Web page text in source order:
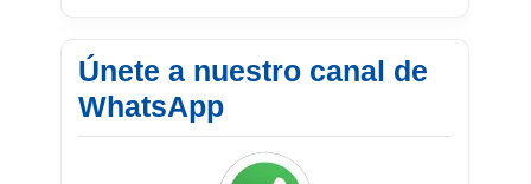
Únete a nuestro canal de
WhatsApp